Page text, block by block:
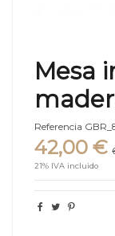
Mesa
Referencia
42,00 €
21% IVA incluido